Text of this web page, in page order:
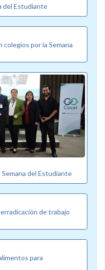
del Estudiante
colegios por la Semana
del Estudiante
de trabajo
para